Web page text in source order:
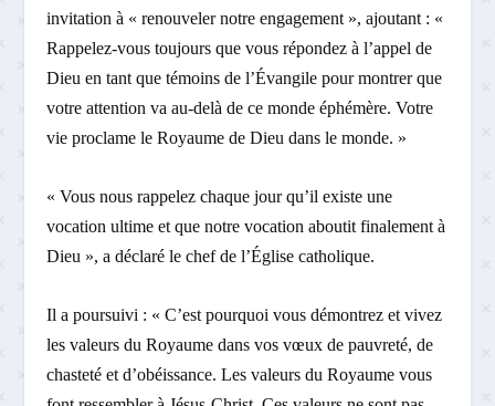
invitation à « renouveler notre engagement », ajoutant : «
Rappelez-vous toujours que vous répondez à l’appel de
Dieu en tant que témoins de l’Évangile pour montrer que
votre attention va au-delà de ce monde éphémère. Votre
vie proclame le Royaume de Dieu dans le monde. »
« Vous nous rappelez chaque jour qu’il existe une
vocation ultime et que notre vocation aboutit finalement à
Dieu », a déclaré le chef de l’Église catholique.
Il a poursuivi : « C’est pourquoi vous démontrez et vivez
les valeurs du Royaume dans vos vœux de pauvreté, de
chasteté et d’obéissance. Les valeurs du Royaume vous